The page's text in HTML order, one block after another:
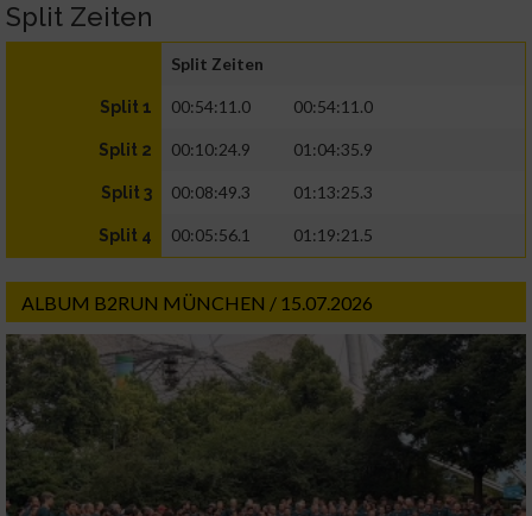
Split Zeiten
Split Zeiten
Split 1 00:54:11.0 00:54:11.0
Split 2 00:10:24.9 01:04:35.9
Split 3 00:08:49.3 01:13:25.3
Split 4 00:05:56.1 01:19:21.5
ALBUM B2RUN MÜNCHEN / 15.07.2026